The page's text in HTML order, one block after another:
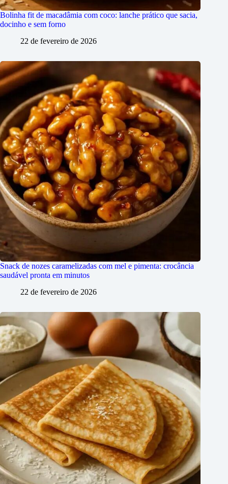
Bolinha fit de macadâmia com coco: lanche prático que sacia,
docinho e sem forno
22 de fevereiro de 2026
Snack de nozes caramelizadas com mel e pimenta: crocância
saudável pronta em minutos
22 de fevereiro de 2026